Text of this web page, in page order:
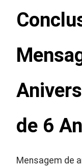
de 6
Mensagem de